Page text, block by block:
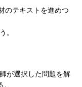
のテキストを進めつ
。
が選択した問題を解